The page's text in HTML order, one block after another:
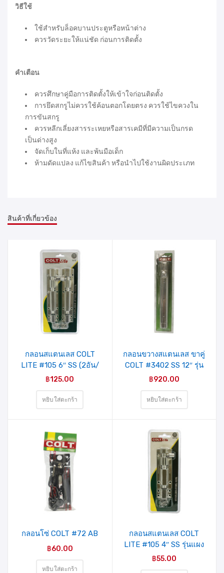
วิธีใช้
ใช้สำหรับล็อคบานประตูหรือหน้าต่าง
ควรวัดระยะให้แน่ชัด ก่อนการติดตั้ง
คำเตือน
ควรศึกษาคู่มือการติดตั้งให้เข้าใจก่อนติดตั้ง
การยึดสกรูไม่ควรใช้ค้อนตอกโดยตรง ควรใช้ไขควงใน
การขันสกรู
ควรหลีกเลี่ยงสารระเหยหรือสารเคมีที่มีความเป็นกรด
เป็นด่างสูง
จัดเก็บในที่แห้ง และพ้นมือเด็ก
ห้ามดัดแปลง แก้ไขสินค้า หรือนำไปใช้งานผิดประเภท
สินค้าที่เกี่ยวข้อง
รายการ
สินค้าที่
ชอบ
กลอนสแตนเลส COLT
LITE #105 6″ SS (2อัน/
แผง)
฿125.00
หยิบใส่ตะกร้า
สินค้าที่
ชอบ
กลอนขวางสแตนเลส ขาคู่
COLT #3402 SS 12″ รุ่น
แผง
฿920.00
หยิบใส่ตะกร้า
รายการ
สินค้าที่
ชอบ
กลอนโซ่ COLT #72 AB
฿60.00
หยิบใส่ตะกร้า
รายการ
สินค้าที่
ชอบ
กลอนสแตนเลส COLT
LITE #105 4″ SS รุ่นแผง
฿55.00